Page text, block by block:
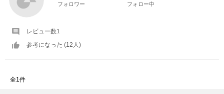
フォロワー
フォロー中
レビュー数1
参考になった (12 人)
全1件